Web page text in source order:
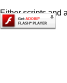
Either scripts and